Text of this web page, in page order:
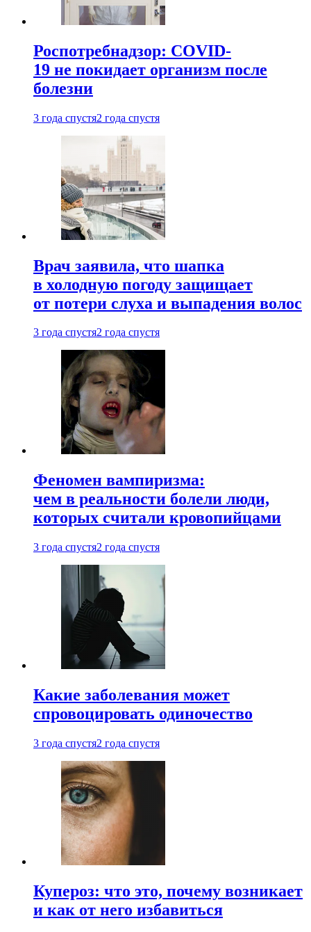
Роспотребнадзор: COVID-
19 не покидает организм после
болезни
3 года спустя2 года спустя
Врач заявила, что шапка
в холодную погоду защищает
от потери слуха и выпадения волос
3 года спустя2 года спустя
Феномен вампиризма:
чем в реальности болели люди,
которых считали кровопийцами
3 года спустя2 года спустя
Какие заболевания может
спровоцировать одиночество
3 года спустя2 года спустя
Купероз: что это, почему возникает
и как от него избавиться